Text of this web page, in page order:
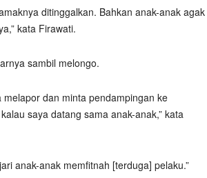
ditinggalkan. Bahkan anak-anak agak
kata Firawati.
sambil melongo.
dan minta pendampingan ke
saya datang sama anak-anak,” kata
anak-anak memfitnah [terduga] pelaku.”